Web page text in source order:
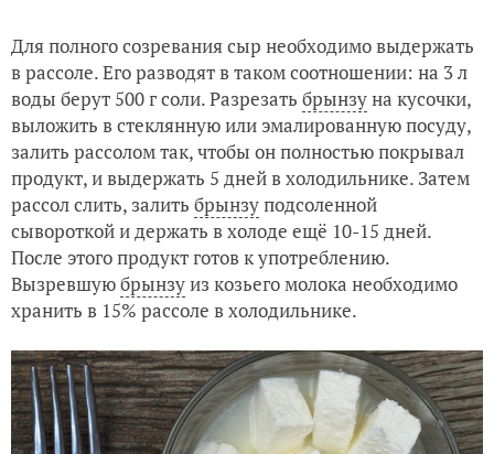
Для полного созревания сыр необходимо выдержать
в рассоле. Его разводят в таком соотношении: на 3 л
воды берут 500 г соли. Разрезать брынзуна кусочки,
выложить в стеклянную или эмалированную посуду,
залить рассолом так, чтобы он полностью покрывал
продукт, и выдержать 5 дней в холодильнике. Затем
рассол слить, залить брынзуподсоленной
сывороткой и держать в холоде ещё 10-15 дней.
После этого продукт готов к употреблению.
Вызревшуюбрынзуиз козьего молока необходимо
хранить в 15% рассоле в холодильнике.